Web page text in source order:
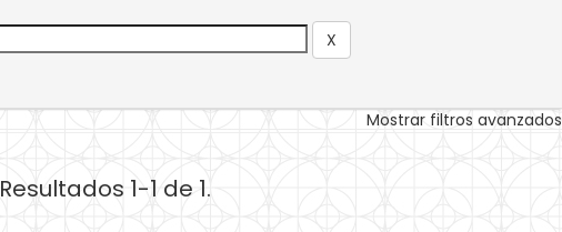
Mostrar filtros avanzados
Resultados 1-1 de 1.